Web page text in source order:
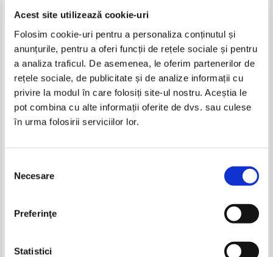
Acest site utilizează cookie-uri
Folosim cookie-uri pentru a personaliza conținutul și
anunțurile, pentru a oferi funcții de rețele sociale și pentru
a analiza traficul. De asemenea, le oferim partenerilor de
rețele sociale, de publicitate și de analize informații cu
privire la modul în care folosiți site-ul nostru. Aceștia le
pot combina cu alte informații oferite de dvs. sau culese
în urma folosirii serviciilor lor.
consimțământului
Necesare
Preferinţe
Statistici
Silvian Theodorescu - Sfintii
Mucenici de la Niculitel
Pret:13,00Lei 8,45 Lei
Adaugă în coș
Edwin Louis Cole - Integritate
sexuala. O revolutie sexuala
Pret:14,00Lei 10,50 Lei